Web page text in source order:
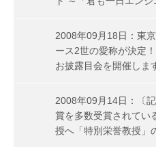
2008年09月18日：東
ース2世の愛称が決定
お披露目会を開催しま
2008年09月14日：〔
賞を多数受賞されてい
授へ「特別栄誉教授」